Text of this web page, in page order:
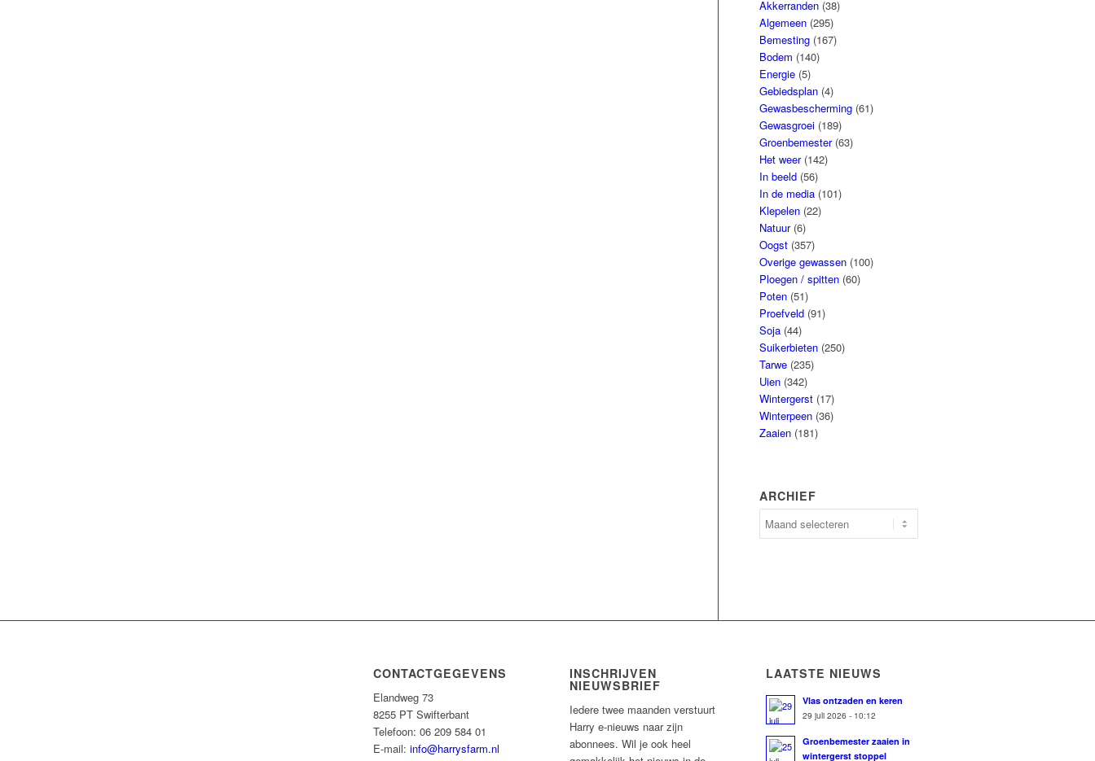
Akkerranden (38)
Algemeen (295)
Bemesting (167)
Bodem (140)
Energie (5)
Gebiedsplan (4)
Gewasbescherming (61)
Gewasgroei (189)
Groenbemester(63)
Het weer(142)
In beeld (56)
In de media (101)
Klepelen (22)
Natuur(6)
Oogst (357)
Overige gewassen (100)
Ploegen / spitten (60)
Poten (51)
Proefveld (91)
Soja (44)
Suikerbieten (250)
Tarwe (235)
Uien (342)
Wintergerst (17)
Winterpeen (36)
Zaaien (181)
ARCHIEF
CONTACTGEGEVENS
Elandweg 73
8255 PT Swifterbant
Telefoon: 06 209 584 01
E-mail:info@harrysfarm.nl
INSCHRIJVEN
NIEUWSBRIEF
Iedere twee maanden verstuurt
Harry e-nieuws naar zijn
abonnees. Wil je ook heel
LAATSTE NIEUWS
Vlas ontzaden en keren
29 juli 2026 - 10:12
Groenbemester zaaien in
wintergerst stoppel